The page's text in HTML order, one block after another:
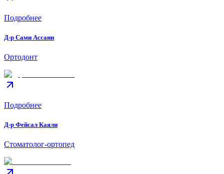
Подробнее
Д-р Сами Ассани
Ортодонт
Подробнее
Д-р Фейсал Каяли
Стоматолог-ортопед